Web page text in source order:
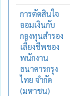
การตัดสินใจ
ออมเงินกับ
กองทุนสำรอง
เลี้ยงชีพของ
พนักงาน
ธนาคารกรุง
ไทย จำกัด
(มหาชน)